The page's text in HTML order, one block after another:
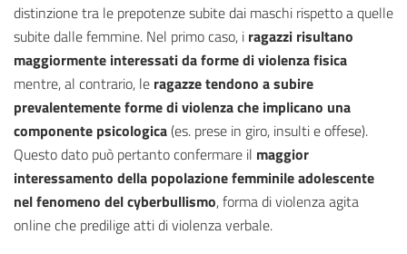
distinzione tra le prepotenze subite dai maschi rispetto a quelle
subite dalle femmine. Nel primo caso, i ragazzi risultano
maggiormente interessati da forme di violenza fisica
mentre, al contrario, le ragazze tendono a subire
prevalentemente forme di violenza che implicano una
componente psicologica(es. prese in giro, insulti e offese).
Questo dato può pertanto confermare il maggior
interessamento della popolazione femminile adolescente
nel fenomeno del cyberbullismo, forma di violenza agita
online che predilige atti di violenza verbale.